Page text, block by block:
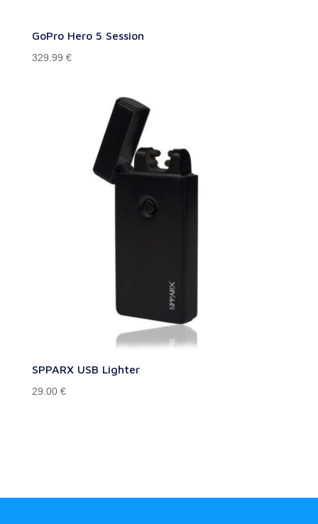
GoPro Hero 5 Session
329.99 €
SPPARX USB Lighter
29.00 €